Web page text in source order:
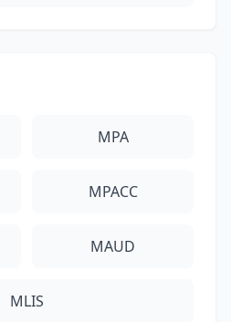
MPA
MPACC
MAUD
MLIS